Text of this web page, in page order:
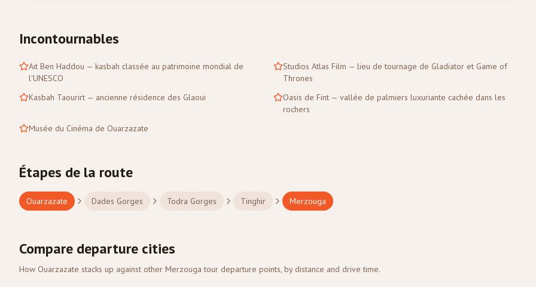
Incontournables
Ait Ben Haddou — kasbah classée au patrimoine mondial de
l'UNESCO
Studios Atlas Film — lieu de tournage de Gladiator et Game of
Thrones
Kasbah Taourirt — ancienne résidence des Glaoui
Oasis de Fint — vallée de palmiers luxuriante cachée dans les
rochers
Musée du Cinéma de Ouarzazate
Étapes de la route
Ouarzazate Dades Gorges Todra Gorges Tinghir Merzouga
Compare departure cities
How Ouarzazate stacks up against other Merzouga tour departure points, by distance and drive time.